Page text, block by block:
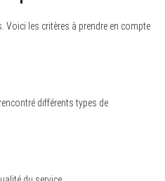
Voici les critères à prendre en compte
différents types de